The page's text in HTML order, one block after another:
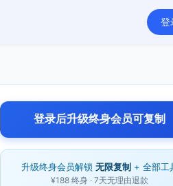
登
登录后升级终身会员可复制
升级终身会员解锁 无限复制 + 全部工
¥188 终身 · 7天无理由退款